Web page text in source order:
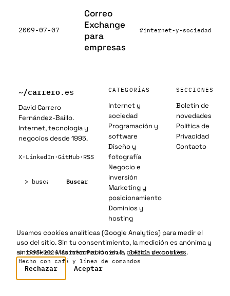
2009-07-07
Correo
Exchange
para
empresas
#internet-y-sociedad
~/carrero.es
David Carrero
Fernández-Baillo.
Internet, tecnología y
negocios desde 1995.
X· LinkedIn·GitHub· RSS
Buscar
CATEGORÍAS
Internet y
sociedad
Programación y
software
Diseño y
fotografía
Negocio e
inversión
Marketing y
posicionamiento
Dominios y
hosting
SECCIONES
Boletín de
novedades
Política de
Privacidad
Contacto
© 1995–2026 CarreroPrivacidad, legal y cookies
Hecho con café y línea de comandos
Usamos cookies analíticas (Google Analytics) para medir el
uso del sitio. Sin tu consentimiento, la medición es anónima y
sin cookies. Más información en lapolítica de cookies.
Rechazar Aceptar